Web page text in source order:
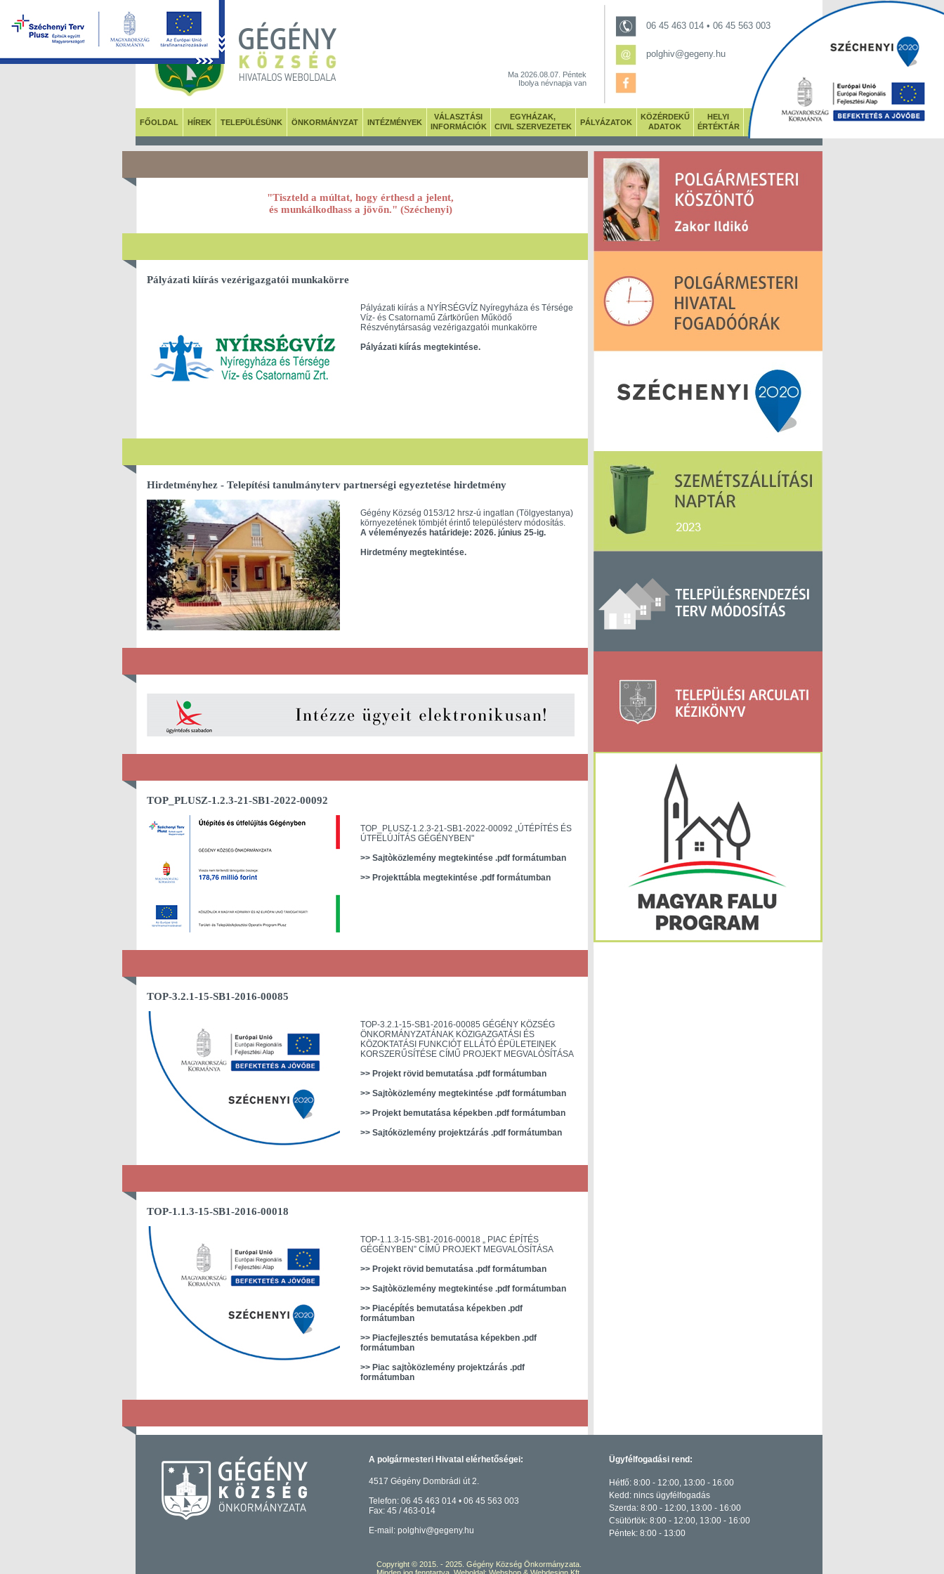
Ma 2026.08.07. Péntek
Ibolya névnapja van
06 45 463 014 • 06 45 563 003
polghiv@gegeny.hu
FŐOLDAL HÍREK TELEPÜLÉSÜNK ÖNKORMÁNYZAT INTÉZMÉNYEK
VÁLASZTÁSI
INFORMÁCIÓK
EGYHÁZAK,
CIVIL SZERVEZETEK
PÁLYÁZATOK
KÖZÉRDEKŰ
ADATOK
HELYI
ÉRTÉKTÁR
GALÉRIA
"Tiszteld a múltat, hogy érthesd a jelent,
és munkálkodhass a jövőn." (Széchenyi)
Pályázati kiírás vezérigazgatói munkakörre
Pályázati kiírás a NYÍRSÉGVÍZ Nyíregyháza és Térsége
Víz- és Csatornamű Zártkörűen Működő
Részvénytársaság vezérigazgatói munkakörre
Pályázati kiírás megtekintése.
Hirdetményhez - Telepítési tanulmányterv partnerségi egyeztetése hirdetmény
Gégény Község 0153/12 hrsz-ú ingatlan (Tölgyestanya)
környezetének tömbjét érintő településterv módosítás.
A véleményezés határideje: 2026. június 25-ig.
Hirdetmény megtekintése.
TOP_PLUSZ-1.2.3-21-SB1-2022-00092
TOP_PLUSZ-1.2.3-21-SB1-2022-00092 „ÚTÉPÍTÉS ÉS
ÚTFELÚJÍTÁS GÉGÉNYBEN"
>> Sajtòközlemény megtekintése .pdf formátumban
>> Projekttábla megtekintése .pdf formátumban
TOP-3.2.1-15-SB1-2016-00085
TOP-3.2.1-15-SB1-2016-00085 GÉGÉNY KÖZSÉG
ÖNKORMÁNYZATÁNAK KÖZIGAZGATÁSI ÉS
KÖZOKTATÁSI FUNKCIÓT ELLÁTÓ ÉPÜLETEINEK
KORSZERŰSÍTÉSE CÍMŰ PROJEKT MEGVALÓSÍTÁSA
>> Projekt rövid bemutatása .pdf formátumban
>> Sajtòközlemény megtekintése .pdf formátumban
>> Projekt bemutatása képekben .pdf formátumban
>> Sajtóközlemény projektzárás .pdf formátumban
TOP-1.1.3-15-SB1-2016-00018
TOP-1.1.3-15-SB1-2016-00018 „ PIAC ÉPÍTÉS
GÉGÉNYBEN” CÍMŰ PROJEKT MEGVALÓSÍTÁSA
>> Projekt rövid bemutatása .pdf formátumban
>> Sajtòközlemény megtekintése .pdf formátumban
>> Piacépítés bemutatása képekben .pdf
formátumban
>> Piacfejlesztés bemutatása képekben .pdf
formátumban
>> Piac sajtòközlemény projektzárás .pdf
formátumban
A polgármesteri Hivatal elérhetőségei:
4517 Gégény Dombrádi út 2.
Telefon: 06 45 463 014 • 06 45 563 003
Fax: 45 / 463-014
E-mail: polghiv@gegeny.hu
Ügyfélfogadási rend:
Hétfő: 8:00 - 12:00, 13:00 - 16:00
Kedd: nincs ügyfélfogadás
Szerda: 8:00 - 12:00, 13:00 - 16:00
Csütörtök: 8:00 - 12:00, 13:00 - 16:00
Péntek: 8:00 - 13:00
Copyright © 2015. - 2025. Gégény Község Önkormányzata.